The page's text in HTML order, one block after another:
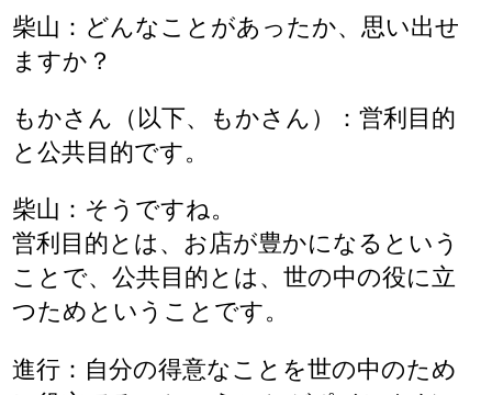
柴山：どんなことがあったか、思い出せ
ますか？
もかさん（以下、もかさん）：営利目的
と公共目的です。
柴山：そうですね。
営利目的とは、お店が豊かになるという
ことで、公共目的とは、世の中の役に立
つためということです。
進行：自分の得意なことを世の中のため